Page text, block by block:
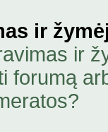
ir
ir
forumą